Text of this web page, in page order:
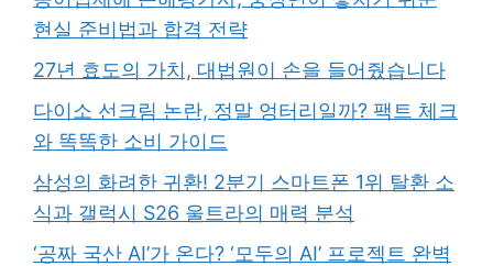
현실 준비법과 합격 전략
27년 효도의 가치, 대법원이 손을 들어줬습니다
다이소 선크림 논란, 정말 엉터리일까? 팩트 체크
와 똑똑한 소비 가이드
삼성의 화려한 귀환! 2분기 스마트폰 1위 탈환 소
식과 갤럭시 S26 울트라의 매력 분석
‘공짜 국산 AI’가 온다? ‘모두의 AI’ 프로젝트 완벽